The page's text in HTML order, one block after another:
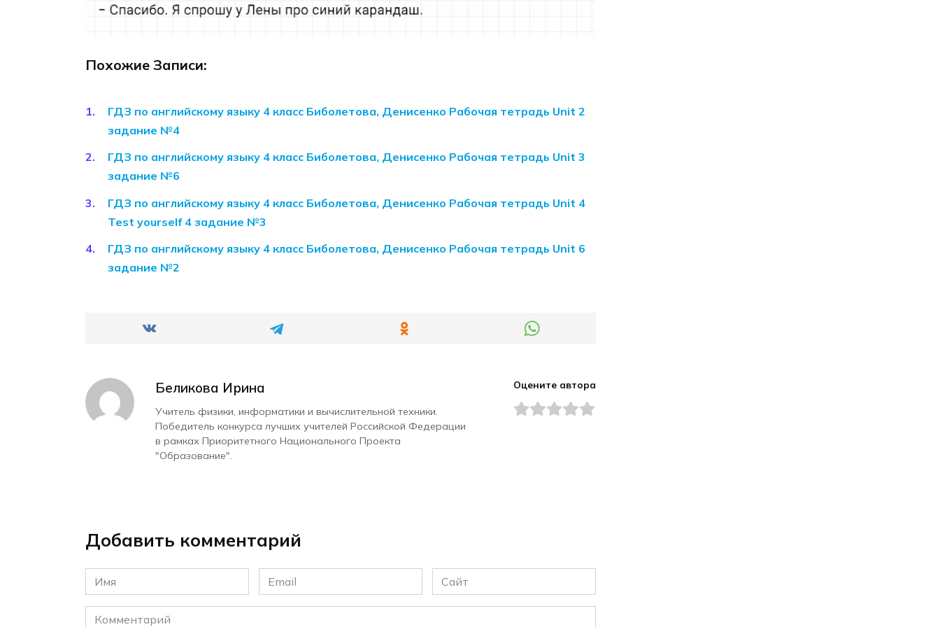
Похожие Записи:
ГДЗ по английскому языку 4 класс Биболетова, Денисенко Рабочая тетрадь Unit 2
задание №4
ГДЗ по английскому языку 4 класс Биболетова, Денисенко Рабочая тетрадь Unit 3
задание №6
ГДЗ по английскому языку 4 класс Биболетова, Денисенко Рабочая тетрадь Unit 4
Test yourself 4 задание №3
ГДЗ по английскому языку 4 класс Биболетова, Денисенко Рабочая тетрадь Unit 6
задание №2
Беликова Ирина
Учитель физики, информатики и вычислительной техники.
Победитель конкурса лучших учителей Российской Федерации
в рамках Приоритетного Национального Проекта
"Образование".
Оцените автора
Добавить комментарий
Имя
*
Email
*
Сайт
Комментарий